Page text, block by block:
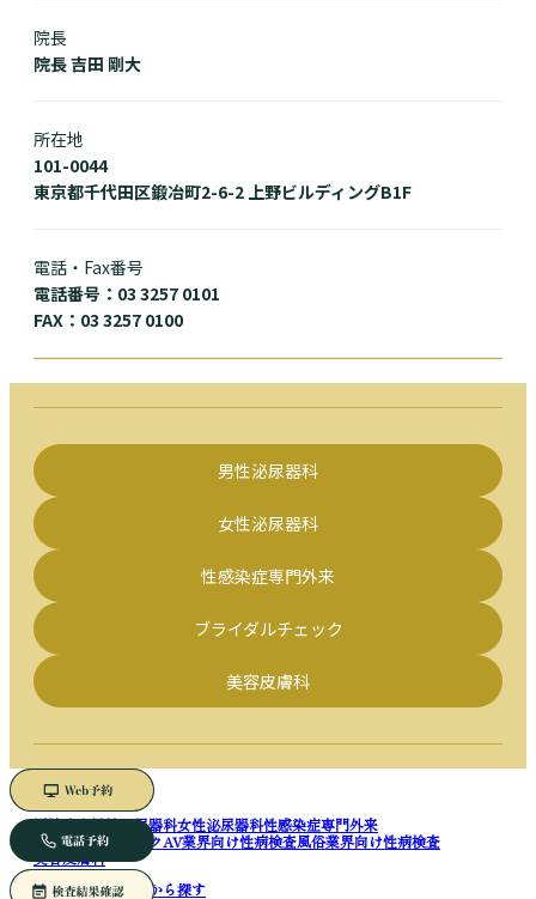
院長
院長 吉田 剛大
所在地
101-0044
東京都千代田区鍛冶町2-6-2 上野ビルディングB1F
電話・Fax番号
電話番号：03 3257 0101
FAX：03 3257 0100
男性泌尿器科
女性泌尿器科
性感染症専門外来
ブライダルチェック
美容皮膚科
医院案内男性泌尿器科女性泌尿器科性感染症専門外来
ブライダルチェックAV業界向け性病検査風俗業界向け性病検査
美容皮膚科
症状から探す疾患から探す